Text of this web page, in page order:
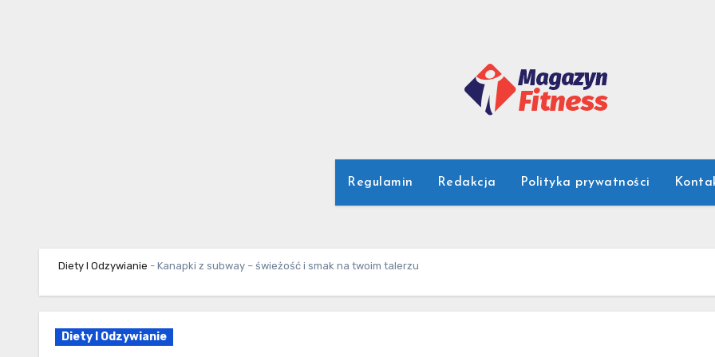
Regulamin Redakcja Polityka prywatności
Diety I Odzywianie - Kanapki z subway – świeżość i smak na twoim talerzu
Diety I Odzywianie